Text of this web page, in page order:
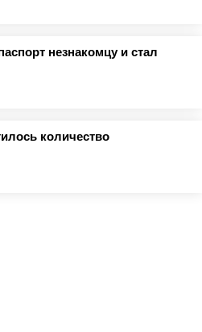
незнакомцу и стал
количество